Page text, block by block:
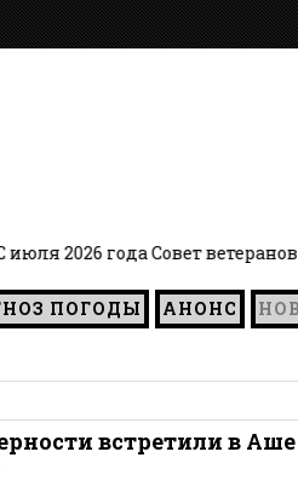
2026 года Совет ветеранов
ПОГОДЫ АНОНС
встретили в Аше